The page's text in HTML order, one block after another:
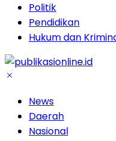
Politik
Pendidikan
Hukum dan
News
Daerah
Nasional